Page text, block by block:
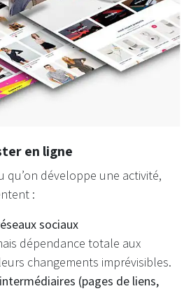
en ligne
qu’on développe une activité,
:
sociaux
dépendance totale aux
changements imprévisibles.
(pages de liens,